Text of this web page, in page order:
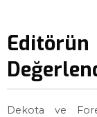
Dekota ve